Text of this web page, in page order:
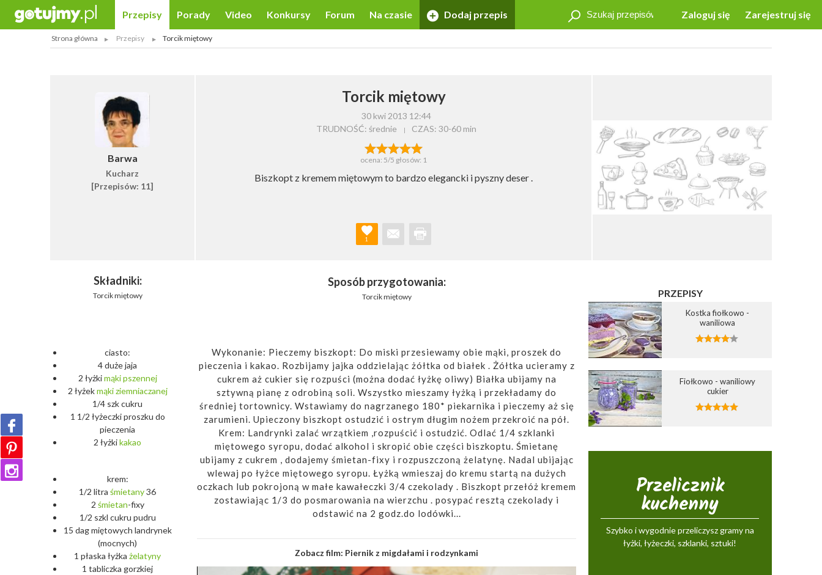
Zaloguj się Zarejestruj się
Przepisy Porady Video Konkursy Forum Na czasie Dodaj przepis
Strona główna Przepisy Torcik miętowy
Barwa
Kucharz
[Przepisów: 11]
Torcik miętowy
30 kwi 2013 12:44
TRUDNOŚĆ: średnie
CZAS:30-60 min
ocena: 5/5 głosów: 1
Biszkopt z kremem miętowym to bardzo elegancki i pyszny deser .
1
Składniki:
Torcik miętowy
ciasto:
4 duże jaja
2 łyżkimąki pszennej
2 łyżekmąki ziemniaczanej
1/4 szk cukru
1 1/2 łyżeczki proszku do
pieczenia
2 łyżkikakao
krem:
1/2 litra śmietany36
2 śmietan-fixy
1/2 szkl cukru pudru
15 dag miętowych landrynek
(mocnych)
1 płaska łyżka żelatyny
1 tabliczka gorzkiej
Sposób przygotowania:
Torcik miętowy
Wykonanie: Pieczemy biszkopt: Do miski przesiewamy obie mąki, proszek do
pieczenia i kakao. Rozbijamy jajka oddzielając żółtka od białek . Żółtka ucieramy z
cukrem aż cukier się rozpuści (można dodać łyżkę oliwy) Białka ubijamy na
sztywną pianę z odrobiną soli. Wszystko mieszamy łyżką i przekładamy do
średniej tortownicy. Wstawiamy do nagrzanego 180* piekarnika i pieczemy aż się
zarumieni. Upieczony biszkopt ostudzić i ostrym długim nożem przekroić na pół.
Krem: Landrynki zalać wrzątkiem ,rozpuścić i ostudzić. Odlać 1/4 szklanki
miętowego syropu, dodać alkohol i skropić obie części biszkoptu. Śmietanę
ubijamy z cukrem , dodajemy śmietan-fixy i rozpuszczoną żelatynę. Nadal ubijając
wlewaj po łyżce miętowego syropu. Łyżką wmieszaj do kremu startą na dużych
oczkach lub pokrojoną w małe kawałeczki 3/4 czekolady . Biszkopt przełóż kremem
zostawiając 1/3 do posmarowania na wierzchu . posypać resztą czekolady i
odstawić na 2 godz.do lodówki...
Zobacz film: Piernik z migdałami i rodzynkami
PRZEPISY
Kostka fiołkowo -
waniliowa
Fiołkowo - waniliowy
cukier
Przelicznik
kuchenny
Szybko i wygodnie przeliczysz gramy na
łyżki, łyżeczki, szklanki, sztuki!